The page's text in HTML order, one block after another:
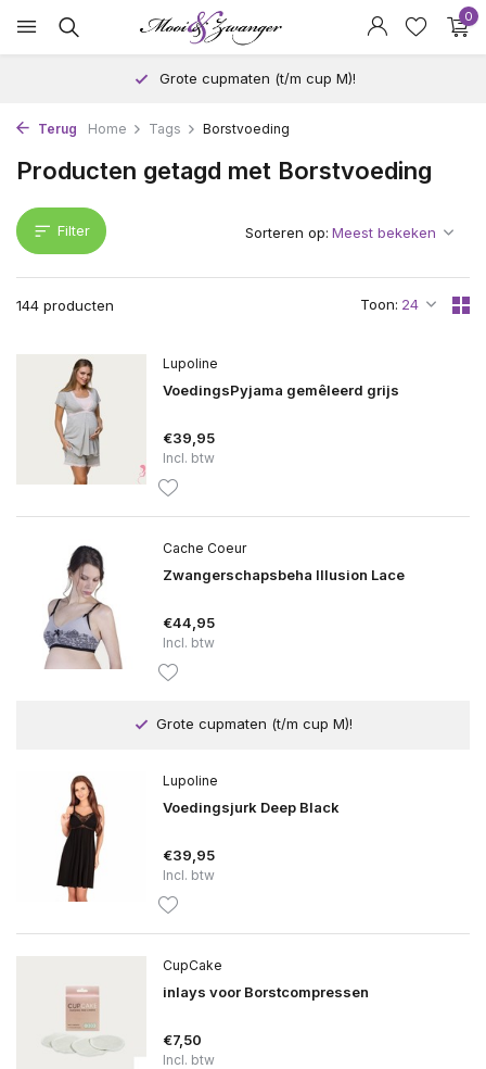
0
Grote cupmaten (t/m cup M)!
Terug Home Tags Borstvoeding
Producten getagd met Borstvoeding
Filter
144 producten Toon:
Sorteren op:
Lupoline
VoedingsPyjama gemêleerd grijs
€39,95
Incl. btw
Cache Coeur
Zwangerschapsbeha Illusion Lace
€44,95
Incl. btw
Grote cupmaten (t/m cup M)!
Lupoline
Voedingsjurk Deep Black
€39,95
Incl. btw
CupCake
inlays voor Borstcompressen
€7,50
Incl. btw